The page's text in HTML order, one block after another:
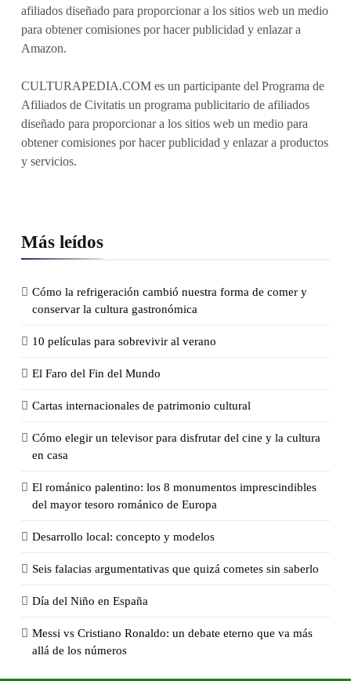
afiliados diseñado para proporcionar a los sitios web un medio
para obtener comisiones por hacer publicidad y enlazar a
Amazon.
CULTURAPEDIA.COM es un participante del Programa de
Afiliados de Civitatis un programa publicitario de afiliados
diseñado para proporcionar a los sitios web un medio para
obtener comisiones por hacer publicidad y enlazar a productos
y servicios.
Más leídos
Cómo la refrigeración cambió nuestra forma de comer y
conservar la cultura gastronómica
10 películas para sobrevivir al verano
El Faro del Fin del Mundo
Cartas internacionales de patrimonio cultural
Cómo elegir un televisor para disfrutar del cine y la cultura
en casa
El románico palentino: los 8 monumentos imprescindibles
del mayor tesoro románico de Europa
Desarrollo local: concepto y modelos
Seis falacias argumentativas que quizá cometes sin saberlo
Día del Niño en España
Messi vs Cristiano Ronaldo: un debate eterno que va más
allá de los números